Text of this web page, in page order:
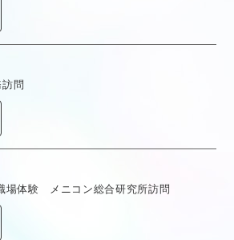
問
場体験 メニコン総合研究所訪問